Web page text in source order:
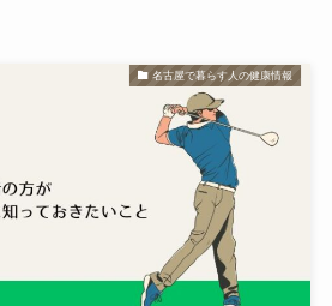
名古屋で暮らす人の健康情報